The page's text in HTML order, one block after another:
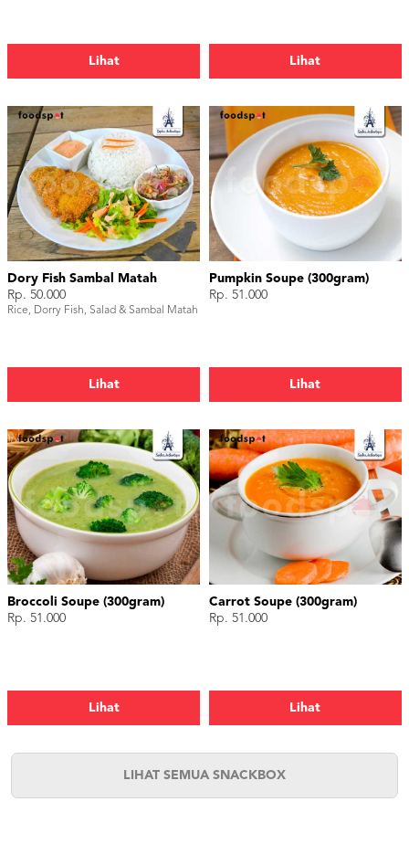
Lihat Lihat
Dory Fish Sambal Matah
Rp. 50.000
Rice, Dorry Fish, Salad & Sambal Matah
Lihat
Pumpkin Soupe (300gram)
Rp. 51.000
Lihat
Broccoli Soupe (300gram)
Rp. 51.000
Lihat
Carrot Soupe (300gram)
Rp. 51.000
Lihat
LIHAT SEMUA SNACKBOX